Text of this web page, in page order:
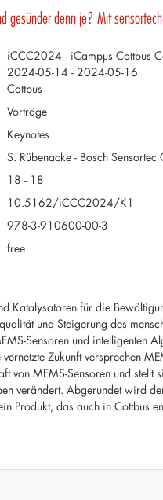
gesünder denn je? Mit
iCCC2024 - iCampµs Cottbus
2024-05-14 - 2024-05-16
Cottbus
Vorträge
Keynotes
S. Rübenacke - Bosch Sensortec
18 - 18
10.5162/iCCC2024/K1
978-3-910600-00-3
free
Katalysatoren für die
und Steigerung des
Sensoren und intelligenten
Zukunft versprechen
von MEMS-Sensoren und
verändert. Abgerundet wird
Produkt, das auch in Cottbus